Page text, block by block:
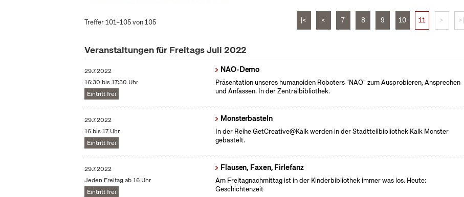
Treffer 101–105 von 105 |< < 7 8 9 10 11 > >|
Veranstaltungen für Freitags Juli 2022
29.7.2022
16:30 bis 17:30 Uhr
Eintritt frei
NAO-Demo
Präsentation unseres humanoiden Roboters "NAO" zum Ausprobieren, Ansprechen
und Anfassen. In der Zentralbibliothek.
29.7.2022
16 bis 17 Uhr
Eintritt frei
Monsterbasteln
In der Reihe GetCreative@Kalk werden in der Stadtteilbibliothek Kalk Monster
gebastelt.
29.7.2022
Jeden Freitag ab 16 Uhr
Eintritt frei
Flausen, Faxen, Firlefanz
Am Freitagnachmittag ist in der Kinderbibliothek immer was los. Heute:
Geschichtenzeit